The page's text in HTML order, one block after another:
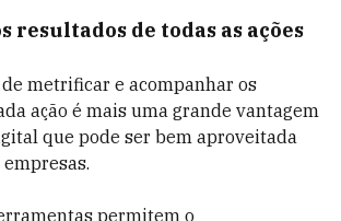
resultados de todas as ações
metrificar e acompanhar os
ação é mais uma grande vantagem
que pode ser bem aproveitada
permitem o